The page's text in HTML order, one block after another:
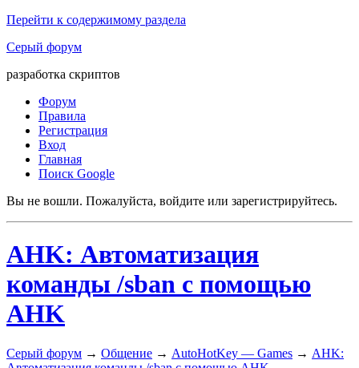
Перейти к содержимому раздела
Серый форум
разработка скриптов
Форум
Правила
Регистрация
Вход
Главная
Поиск Google
Вы не вошли. Пожалуйста, войдите или зарегистрируйтесь.
AHK: Автоматизация
команды /sban с помощью
AHK
Серый форум → Общение → AutoHotKey — Games → AHK: